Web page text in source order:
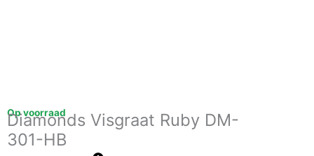
Op voorraad
Diamonds Visgraat Ruby DM-
301-HB